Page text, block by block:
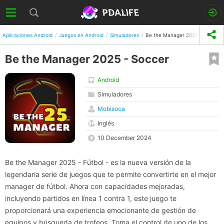
Aplicaciones Android Juegos en Android Simuladores Be the Manager 2025 - Soccer
Be the Manager 2025 - Soccer
Android
Simuladores
Mobisoca
Inglés
10 December 2024
Be the Manager 2025 - Fútbol - es la nueva versión de la
legendaria serie de juegos que te permite convertirte en el mejor
manager de fútbol. Ahora con capacidades mejoradas,
incluyendo partidos en línea 1 contra 1, este juego te
proporcionará una experiencia emocionante de gestión de
equipos y búsqueda de trofeos. Toma el control de uno de los